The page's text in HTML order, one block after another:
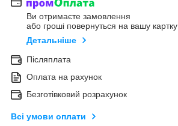
Ви отримаєте замовлення
або гроші повернуться на вашу картку
Детальніше
Післяплата
Оплата на рахунок
Безготівковий розрахунок
Всі умови оплати